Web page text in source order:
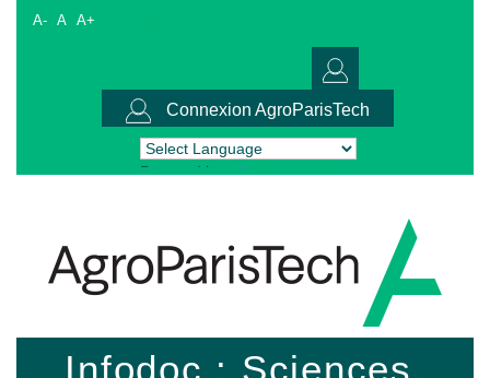
A- A A+
Connexion AgroParisTech
Powered by Translate
Infodoc : Sciences,